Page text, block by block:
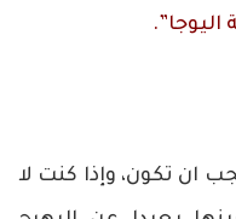
ان تكون، وإذا كنت لا